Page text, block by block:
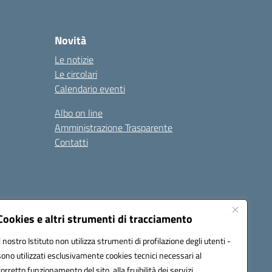
e altri strumenti di tracciamento
nostro Istituto non utilizza strumenti di profilazione degli utenti -
utilizzati esclusivamente cookies tecnici necessari al
Novità
Le notizie
Le circolari
Calendario eventi
Albo on line
Amministrazione Trasparente
Contatti